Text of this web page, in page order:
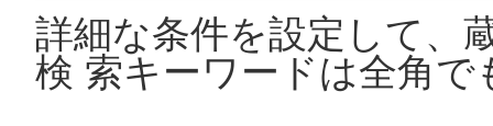
詳細な条件を設定して、
検 索キーワードは全角